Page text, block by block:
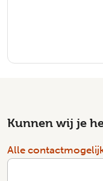
Kunnen wij je
Alle